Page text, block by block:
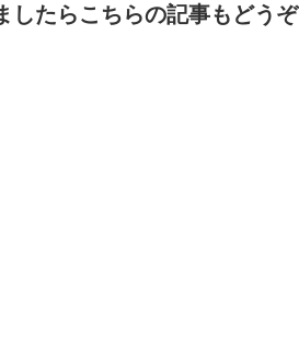
したらこちらの記事もどうぞ